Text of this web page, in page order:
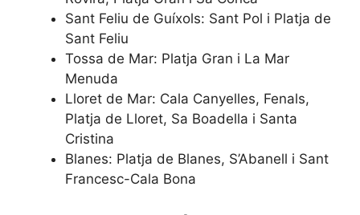
Sant Feliu de Guíxols: Sant Pol i Platja de
Sant Feliu
Tossa de Mar: Platja Gran i La Mar
Menuda
Lloret de Mar: Cala Canyelles, Fenals,
Platja de Lloret, Sa Boadella i Santa
Cristina
Blanes: Platja de Blanes, S’Abanell i Sant
Francesc-Cala Bona